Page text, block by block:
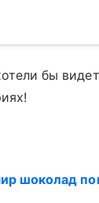
бы
шоколад